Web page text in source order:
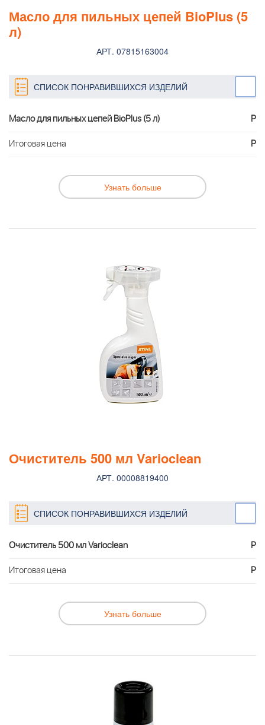
Масло для пильных цепей BioPlus (5
л)
АРТ. 07815163004
СПИСОК ПОНРАВИВШИХСЯ ИЗДЕЛИЙ
Масло для пильных цепей BioPlus (5 л)
Р
Итоговая цена
Р
Узнать больше
Очиститель 500 мл Varioclean
АРТ. 00008819400
СПИСОК ПОНРАВИВШИХСЯ ИЗДЕЛИЙ
Очиститель 500 мл Varioclean
Р
Итоговая цена
Р
Узнать больше